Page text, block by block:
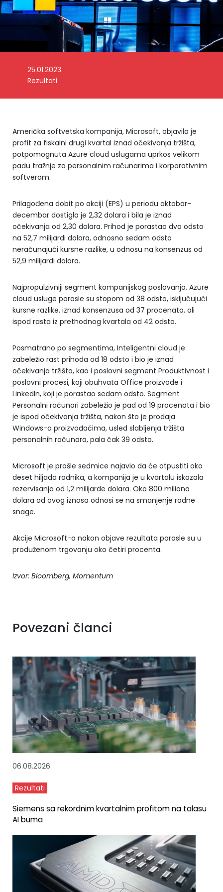
Foto: Bloomberg
25.01.2023.
Rezultati
Američka softvetska kompanija, Microsoft, objavila je
profit za fiskalni drugi kvartal iznad očekivanja tržišta,
potpomognuta Azure cloud uslugama uprkos velikom
padu tražnje za personalnim računarima i korporativnim
softverom.
Prilagođena dobit po akciji (EPS) u periodu oktobar-
decembar dostigla je 2,32 dolara i bila je iznad
očekivanja od 2,30 dolara. Prihod je porastao dva odsto
na 52,7 milijardi dolara, odnosno sedam odsto
neračunajući kursne razlike, u odnosu na konsenzus od
52,9 milijardi dolara.
Najpropulzivniji segment kompanijskog poslovanja, Azure
cloud usluge porasle su stopom od 38 odsto, isključujući
kursne razlike, iznad konsenzusa od 37 procenata, ali
ispod rasta iz prethodnog kvartala od 42 odsto.
Posmatrano po segmentima, Inteligentni cloud je
zabeležio rast prihoda od 18 odsto i bio je iznad
očekivanja tržišta, kao i poslovni segment Produktivnost i
poslovni procesi, koji obuhvata Office proizvode i
LinkedIn, koji je porastao sedam odsto. Segment
Personalni računari zabeležio je pad od 19 procenata i bio
je ispod očekivanja tržišta, nakon što je prodaja
Windows-a proizvođačima, usled slabljenja tržišta
personalnih računara, pala čak 39 odsto.
Microsoft je prošle sedmice najavio da će otpustiti oko
deset hiljada radnika, a kompanija je u kvartalu iskazala
rezervisanja od 1,2 milijarde dolara. Oko 800 miliona
dolara od ovog iznosa odnosi se na smanjenje radne
snage.
Akcije Microsoft-a nakon objave rezultata porasle su u
produženom trgovanju oko četiri procenta.
Izvor: Bloomberg, Momentum
Povezani članci
06.08.2026
Rezultati
Siemens sa rekordnim kvartalnim profitom na talasu
AI buma